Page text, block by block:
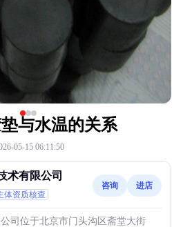
与水温的关系
05-15 06:11:50
术有限公司
体资质核查
咨询 进店
司位于北京市门头沟区斋堂大街